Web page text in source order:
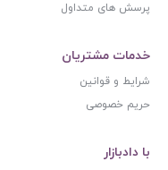
پرسش های متداول
خدمات مشتریان
شرایط و قوانین
حریم خصوصی
با دادبازار